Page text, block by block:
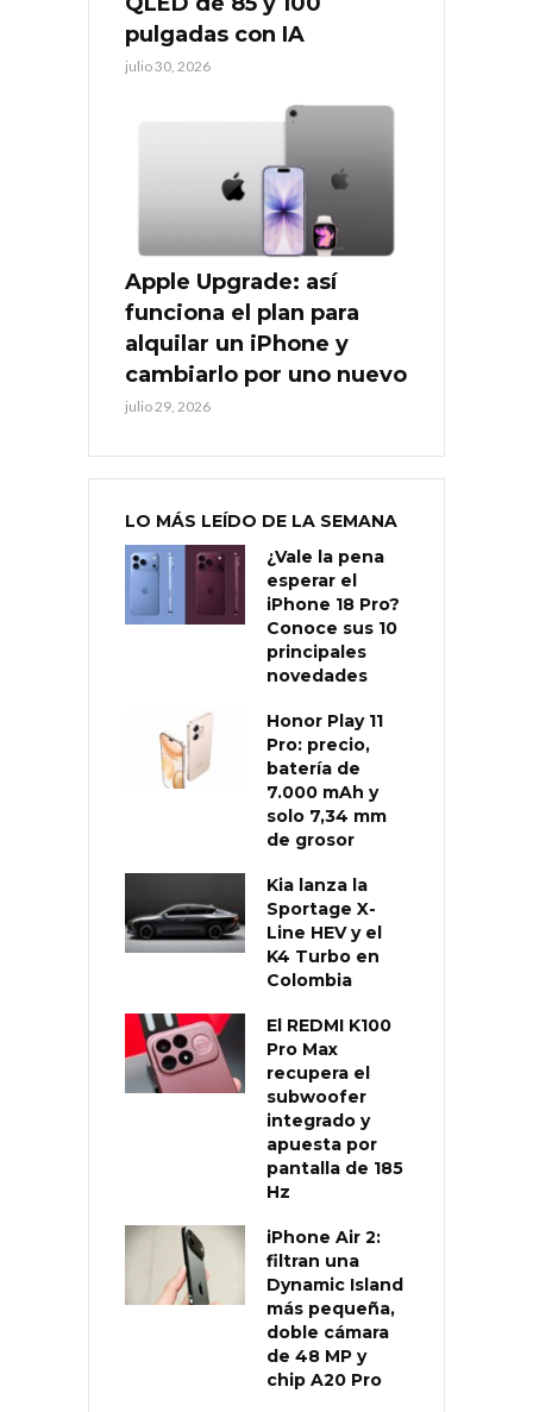
pulgadas con IA
julio 30, 2026
Apple Upgrade: así
funciona el plan para
alquilar un iPhone y
cambiarlo por uno nuevo
julio 29, 2026
LO MÁS LEÍDO DE LA SEMANA
¿Vale la pena
esperar el
iPhone 18 Pro?
Conoce sus 10
principales
novedades
Honor Play 11
Pro: precio,
batería de
7.000 mAh y
solo 7,34 mm
de grosor
Kia lanza la
Sportage X-
Line HEV y el
K4 Turbo en
Colombia
El REDMI K100
Pro Max
recupera el
subwoofer
integrado y
apuesta por
pantalla de 185
Hz
iPhone Air 2:
filtran una
Dynamic Island
más pequeña,
doble cámara
de 48 MP y
chip A20 Pro